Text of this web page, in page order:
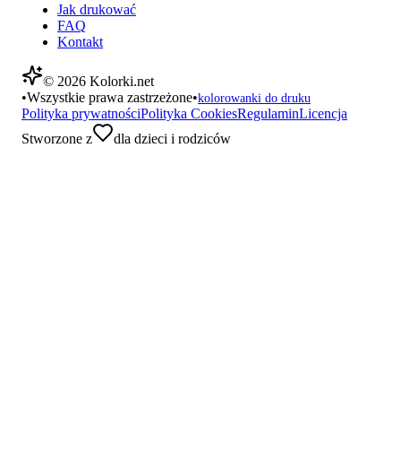
Jak drukować
FAQ
Kontakt
© 2026 Kolorki.net
•Wszystkie prawa zastrzeżone•kolorowanki do druku
Polityka prywatnościPolityka CookiesRegulaminLicencja
Stworzone z
dla dzieci i rodziców